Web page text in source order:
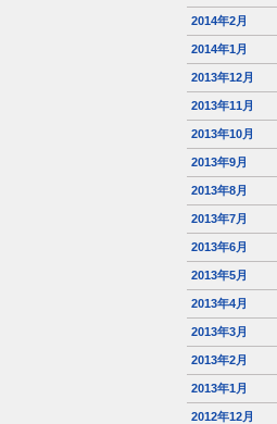
2014年2月
2014年1月
2013年12月
2013年11月
2013年10月
2013年9月
2013年8月
2013年7月
2013年6月
2013年5月
2013年4月
2013年3月
2013年2月
2013年1月
2012年12月